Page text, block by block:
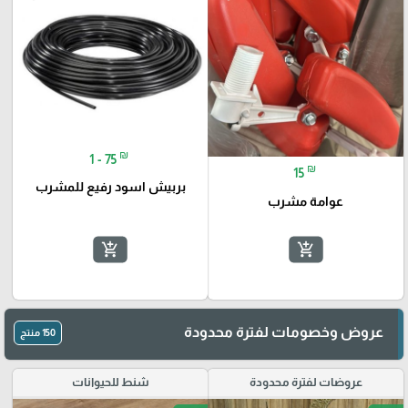
15 ₪
عوامة مشرب
add_shopping_cart
1 - 75 ₪
بربيش اسود رفيع للمشرب
add_shopping_cart
عروض وخصومات لفترة محدودة 150 منتج
عروضات لفترة محدودة شنط للحيوانات